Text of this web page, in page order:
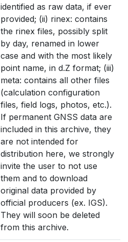
identified as raw data, if ever
provided; (ii) rinex: contains
the rinex files, possibly split
by day, renamed in lower
case and with the most likely
point name, in d.Z format; (iii)
meta: contains all other files
(calculation configuration
files, field logs, photos, etc.).
If permanent GNSS data are
included in this archive, they
are not intended for
distribution here, we strongly
invite the user to not use
them and to download
original data provided by
official producers (ex. IGS).
They will soon be deleted
from this archive.